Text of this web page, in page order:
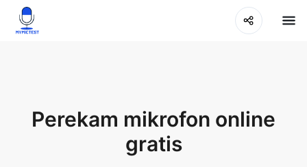
Perekam mikrofon online
gratis